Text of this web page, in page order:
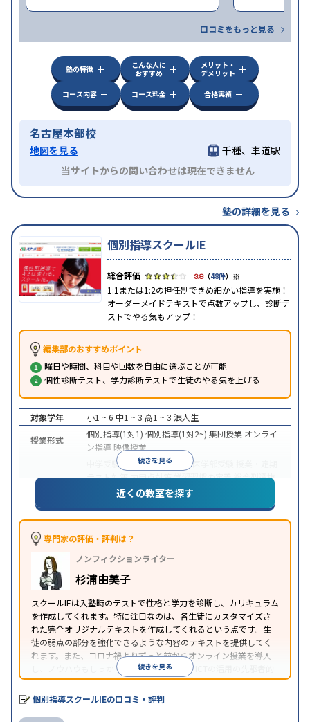
口コミをもっと見る
塾の特徴
こんな人に
おすすめ
メリット・
デメリット
コース内容
コース料金 合格実績
名古屋本部校
地図を見る
千種、車道駅
当サイトからの問い合わせは現在できません
塾の詳細を見る
個別指導スクールIE
3.8（48件） ※
1:1または1:2の担任制できめ細かい指導を実施！
オーダーメイドテキストで点数アップし、診断テ
ストでやる気もアップ！
編集部のおすすめポイント
曜日や時間、科目や回数を自由に選ぶことが可能
個性診断テスト、学力診断テストで生徒のやる気を上げる
続きを見る
対象学年 小1 ~ 6 中1 ~ 3 高1 ~ 3 浪人生
授業形式
個別指導(1対1) 個別指導(1対2~) 集団授業 オンライ
ン指導 映像授業
中学受験 高校受験大学受験 医学部受験
テスト対策内申点対策学習習慣の定着総合型選抜
(旧AO)対策 推薦入試対策学校別特化対策
中高一貫校生に対応
可能季節講習のみの受講可
※2023年3月調査。小学校高学年の個別指導塾アンケート調査方法
近くの教室を探す
専門家の評価・評判は？
ノンフィクションライター
杉浦由美子
スクールIEは入塾時のテストで性格と学力を診断し、カリキュラム
を作成してくれます。特に注目なのは、各生徒にカスタマイズさ
れた完全オリジナルテキストを作成してくれるという点です。生
徒の弱点の部分を強化できるような内容のテキストを提供してく
れます。また、コロナ禍よりずっと前からオンライン授業を導入
し、ノウハウもしっかりとしています。AIやICTの活用の先駆者的
な個別指導塾です。
続きを見る
個別指導スクールIEの口コミ・評判